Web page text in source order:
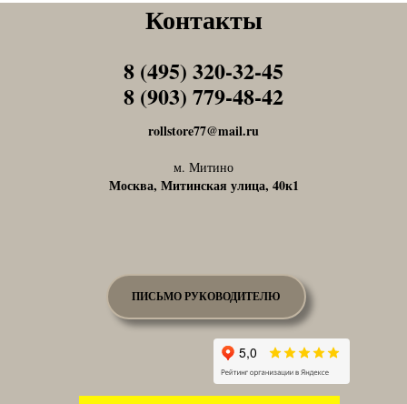
Контакты
rollstore77@mail.ru
м. Митино
Москва, Митинская улица, 40к1
8 (495) 320-32-45
8 (903) 779-48-42
Tel1
Tel1
ПИСЬМО РУКОВОДИТЕЛЮ